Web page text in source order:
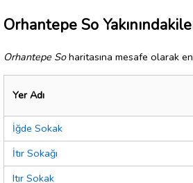
Orhantepe So
Orhantepe Soharitasına mesafe olarak
Yer Adı
İğde Sokak
İtır Sokağı
Itır Sokak